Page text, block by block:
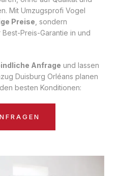
Mit Umzugsprofi Vogel
Preise , sondern
Preis-Garantie in und
Anfrage und lassen
Duisburg Orléans planen
besten Konditionen: